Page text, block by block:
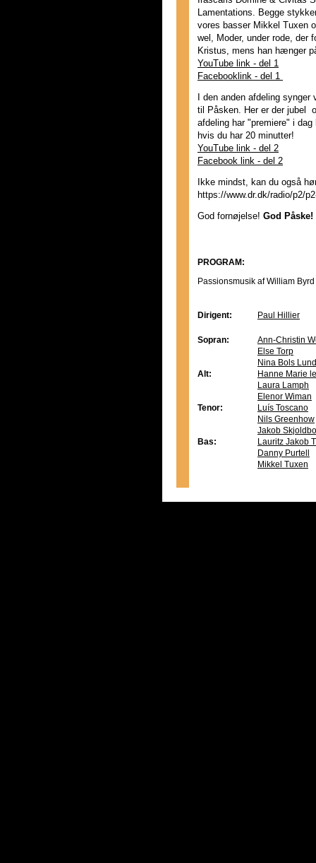
Lamentations. Begge
vores basser Mikkel Tuxen
wel, Moder, under rode, der
Kristus, mens han hænger
YouTube link - del 1
Facebooklink - del 1
I den anden afdeling
til Påsken. Her er der jubel
afdeling har "premiere" i
hvis du har 20 minutter!
YouTube link - del 2
Facebook link - del 2
Ikke mindst, kan du også
https://www.dr.dk/radio/p2/
God fornøjelse! God Påske!
PROGRAM:
Passionsmusik af William Byrd
Dirigent: Paul Hillier
Sopran:
Ann-Christin
Else Torp
Nina Bols
Alt:
Hanne Marie
Laura Lamph
Elenor Wiman
Tenor:
Luís Toscano
Nils Greenhow
Jakob
Bas:
Lauritz Jakob
Danny Purtell
Mikkel Tuxen